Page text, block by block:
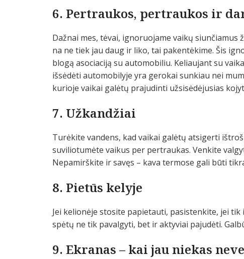
6. Pertraukos, pertraukos ir
Dažnai mes, tėvai, ignoruojame vaikų
na ne tiek jau daug ir liko, tai pakentėkime. Šis
blogą asociaciją su automobiliu. Keliaujant su
išsėdėti automobilyje yra gerokai sunkiau nei
kurioje vaikai galėtų prajudinti užsisėdėjusias
7. Užkandžiai
Turėkite vandens, kad vaikai galėtų atsigerti
suviliotumėte vaikus per pertraukas. Venkite
Nepamirškite ir savęs – kava termose gali būti
8. Pietūs kelyje
Jei kelionėje stosite papietauti, pasistenkite, jei
spėtų ne tik pavalgyti, bet ir aktyviai pajudėti.
9. Ekranas – kai jau niekas